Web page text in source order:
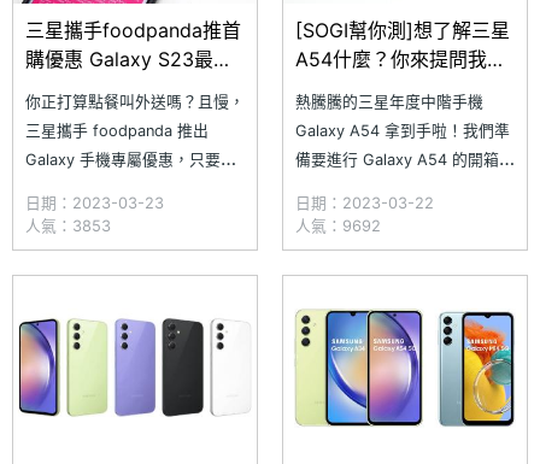
三星攜手foodpanda推首
購優惠 Galaxy S23最高
享250元購物金
你正打算點餐叫外送嗎？且慢，
三星攜手 foodpanda 推出
Galaxy 手機專屬優惠，只要你
艦系列、Galaxy A 系列或
Galaxy M 系列手機，同時還是
foodpanda 新戶成員，即可享
「餐點任你選」消費滿 200
日期：2023-03-23
人氣：3853
[SOGI幫你測]想了解三星
A54什麼？你來提問我們
幫你解答！
熱騰騰的三星年度中階手機
Galaxy A54 拿到手啦！我們準
備要進行 Galaxy A54 的開箱實
Galaxy A54 有興趣的網友們，
你們對於這款手機有什麼問題想
要問編輯？歡迎你們在下方表單
留下你的問題！我們就在
SAMSUNG Galaxy A54 的開箱
日期：2023-03-22
人氣：9692